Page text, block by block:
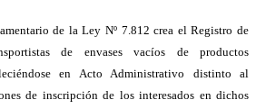
de la Ley Nº 7.812 crea el Registro de
de envases vacíos de productos
en Acto Administrativo distinto al
de inscripción de los interesados en dichos